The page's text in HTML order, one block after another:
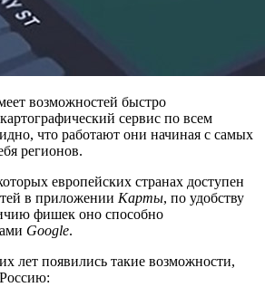
возможностей быстро
сервис по всем
что работают они начиная с самых
регионов.
европейских странах доступен
в приложении Карты, по удобству
фишек оно способно
Google.
лет появились такие возможности,